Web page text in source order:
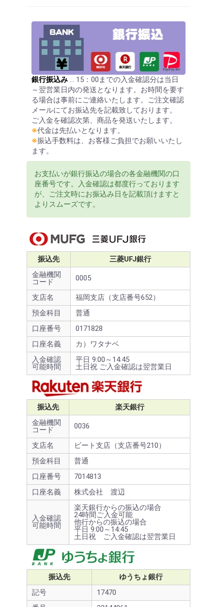
銀行振込み … 15：00までの入金確認分は当日
～翌営業日内の発送となります。お時間を要す
る場合は事前にご連絡いたします。ご注文確認
メールにてお振込先を記載致しております。
ご入金を確認次第、商品を発送いたします。
※代金は先払いとなります。
※振込手数料は、お客様ご負担でお願いいたし
ます。
お支払いが銀行振込の場合の各金融機関の口
座番号です。入金確認は都度行っております
が、ご注文時にお振込み日を記載頂けますと
よりスムーズです。
振込先
三菱UFJ銀行
金融機関
コード
0005
支店名
福岡支店（支店番号652）
預金科目
普通
口座番号
0171828
口座名義
カ）ワタナベ
入金確認
可能時間
平日 9:00～14:45
土日祝 ご入金確認は翌営業日
振込先
楽天銀行
金融機関
コード
0036
支店名
ビート支店（支店番号210）
預金科目
普通
口座番号
7014813
口座名義
株式会社 渡辺
入金確認
可能時間
楽天銀行からの振込の場合
24時間ご入金可能
他行からの振込の場合
平日 9:00～14:45
土日祝 ご入金確認は翌営業日
振込先
ゆうちょ銀行
記号
17470